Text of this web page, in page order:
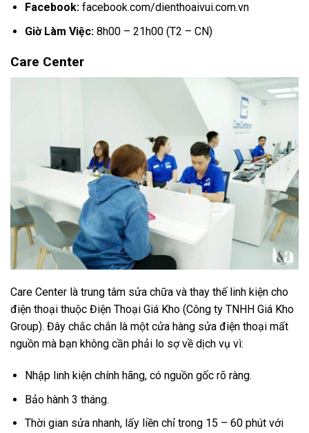
Facebook: facebook.com/dienthoaivui.com.vn
Giờ Làm Việc:8h00 – 21h00 (T2 – CN)
Care Center
Care Center là trung tâm sửa chữa và thay thế linh kiện cho
điện thoại thuộc Điện Thoại Giá Kho (Công ty TNHH Giá Kho
Group). Đây chắc chắn là một cửa hàng sửa điện thoại mất
nguồn mà bạn không cần phải lo sợ về dịch vụ vì:
Nhập linh kiện chính hãng, có nguồn gốc rõ ràng.
Bảo hành 3 tháng.
Thời gian sửa nhanh, lấy liền chỉ trong 15 – 60 phút với